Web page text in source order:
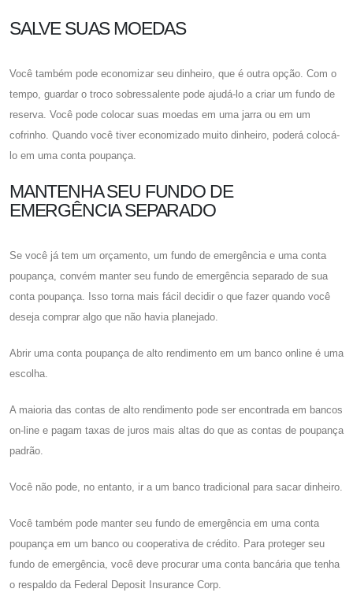
SALVE SUAS MOEDAS
Você também pode economizar seu dinheiro, que é outra opção. Com o
tempo, guardar o troco sobressalente pode ajudá-lo a criar um fundo de
reserva. Você pode colocar suas moedas em uma jarra ou em um
cofrinho. Quando você tiver economizado muito dinheiro, poderá colocá-
lo em uma conta poupança.
MANTENHA SEU FUNDO DE
EMERGÊNCIA SEPARADO
Se você já tem um orçamento, um fundo de emergência e uma conta
poupança, convém manter seu fundo de emergência separado de sua
conta poupança. Isso torna mais fácil decidir o que fazer quando você
deseja comprar algo que não havia planejado.
Abrir uma conta poupança de alto rendimento em um banco online é uma
escolha.
A maioria das contas de alto rendimento pode ser encontrada em bancos
on-line e pagam taxas de juros mais altas do que as contas de poupança
padrão.
Você não pode, no entanto, ir a um banco tradicional para sacar dinheiro.
Você também pode manter seu fundo de emergência em uma conta
poupança em um banco ou cooperativa de crédito. Para proteger seu
fundo de emergência, você deve procurar uma conta bancária que tenha
o respaldo da Federal Deposit Insurance Corp.